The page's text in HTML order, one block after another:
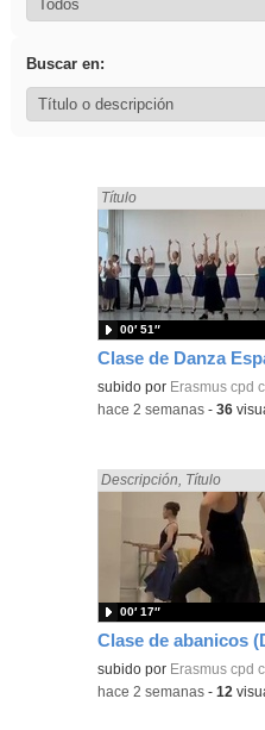
Buscar en:
Encontrado «Español»
Título
Contenido educativo.
subido por Erasmus cpd
00′ 51″
-hace 2 semanas -36
Encontrado «Español»
Descripción Título
Contenido educativo.
subido por Erasmus cpd
00′ 17″
-hace 2 semanas -12